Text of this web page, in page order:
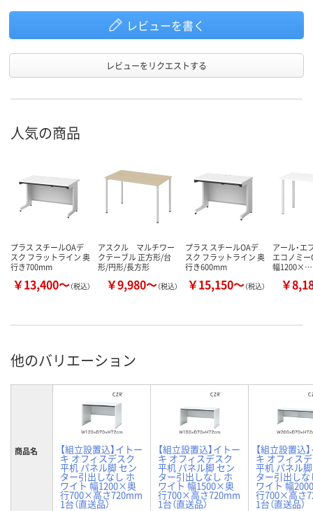
レビューを書く
レビューをリクエストする
人気の商品
プラス スチールOAデ
スク フラットライン 奥
行き700mm
￥13,400～（税込）
アスクル マルチワー
クテーブル 正方形/台
形/円形/長方形
￥9,980～（税込）
プラス スチールOAデ
スク フラットライン 奥
行き600mm
￥15,150～（税込）
アール・エ
エコノミ
幅1200×…
￥
他のバリエーション
商品名 【組立設置込】イトー
キ オフィスデスク
平机 パネル脚 セン
ター引出しなし ホ
ワイト 幅1200×奥
行700×高さ720mm
1台（直送品）
【組立設置込】イトー
キ オフィスデスク
平机 パネル脚 セン
ター引出しなし ホ
ワイト 幅1500×奥
行700×高さ720mm
1台（直送品）
【組立設置込
キ オフィス
平机 パネル
ター引出しな
ワイト 幅
行700×高さ
1台（直送品）